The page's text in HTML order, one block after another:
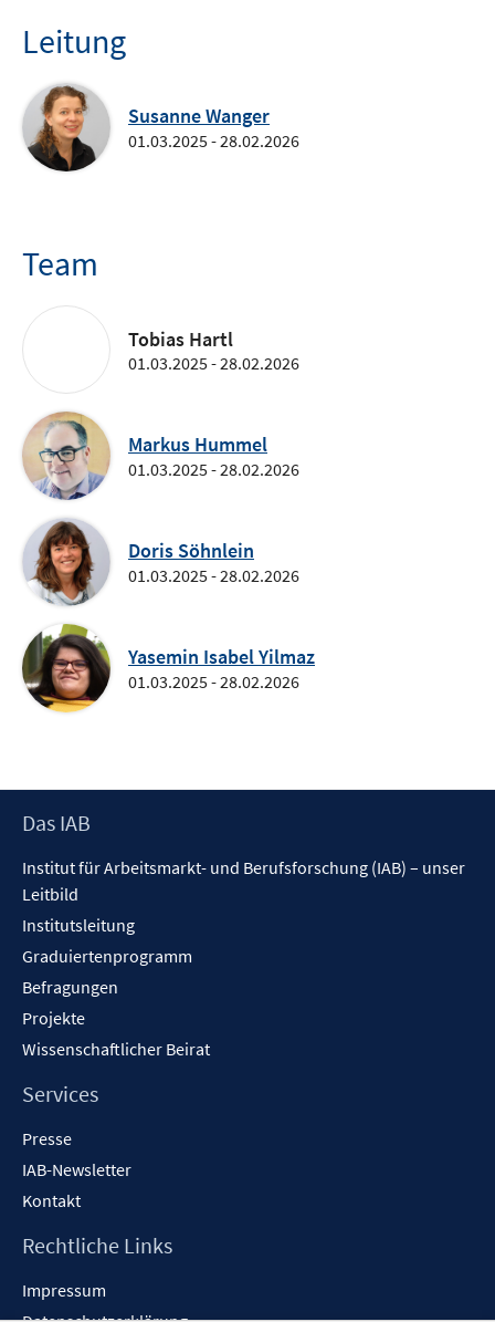
Leitung
Susanne Wanger
01.03.2025 - 28.02.2026
Team
Tobias Hartl
01.03.2025 - 28.02.2026
Markus Hummel
01.03.2025 - 28.02.2026
Doris Söhnlein
01.03.2025 - 28.02.2026
Yasemin Isabel Yilmaz
01.03.2025 - 28.02.2026
Footer
Das IAB
Institut für Arbeitsmarkt- und Berufsforschung (IAB) – unser
Leitbild
Institutsleitung
Graduiertenprogramm
Befragungen
Projekte
Wissenschaftlicher Beirat
Services
Presse
IAB-Newsletter
Kontakt
Rechtliche Links
Impressum